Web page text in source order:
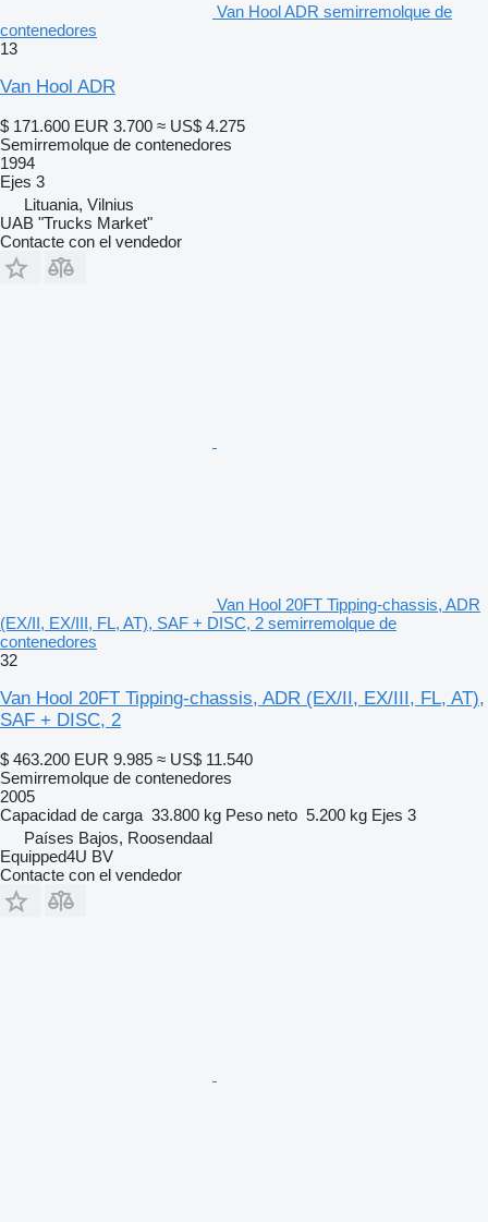
Van Hool ADR semirremolque de
contenedores
13
Van Hool ADR
$ 171.600 EUR 3.700 ≈ US$ 4.275
Semirremolque de contenedores
1994
Ejes 3
Lituania, Vilnius
UAB "Trucks Market"
Contacte con el vendedor
Van Hool 20FT Tipping-chassis, ADR
(EX/II, EX/III, FL, AT), SAF + DISC, 2 semirremolque de
contenedores
32
Van Hool 20FT Tipping-chassis, ADR (EX/II, EX/III, FL, AT),
SAF + DISC, 2
$ 463.200 EUR 9.985 ≈ US$ 11.540
Semirremolque de contenedores
2005
Capacidad de carga 33.800 kg Peso neto 5.200 kg Ejes 3
Países Bajos, Roosendaal
Equipped4U BV
Contacte con el vendedor